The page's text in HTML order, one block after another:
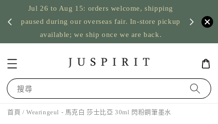
Jul 26 to Aug 15: orders welcome, shipping
paused during our overseas fair. In-store pickup
available; we ship once we are back.
US
搜尋
首頁 / Wearingeul - 馬克白 莎士比亞 30ml 閃粉鋼筆墨水